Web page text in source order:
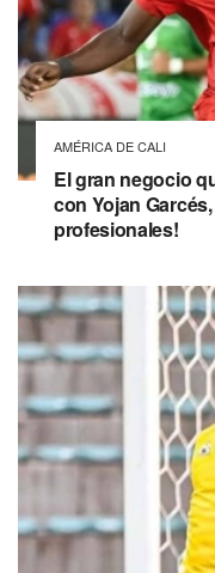
AMÉRICA DE CALI
El gran negocio
con Yojan
profesionales!